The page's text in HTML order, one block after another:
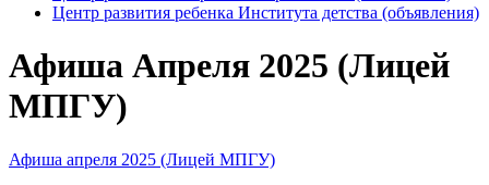
Центр развития ребенка Института детства (объявления)
Афиша Апреля 2025 (Лицей
МПГУ)
Афиша апреля 2025 (Лицей МПГУ)